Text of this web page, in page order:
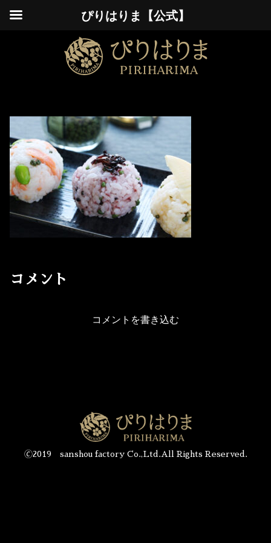
コメント
コメントを書き込む
🄫2019 sanshou factory Co.,Ltd.All Rights Reserved.
ぴりはりま【公式】